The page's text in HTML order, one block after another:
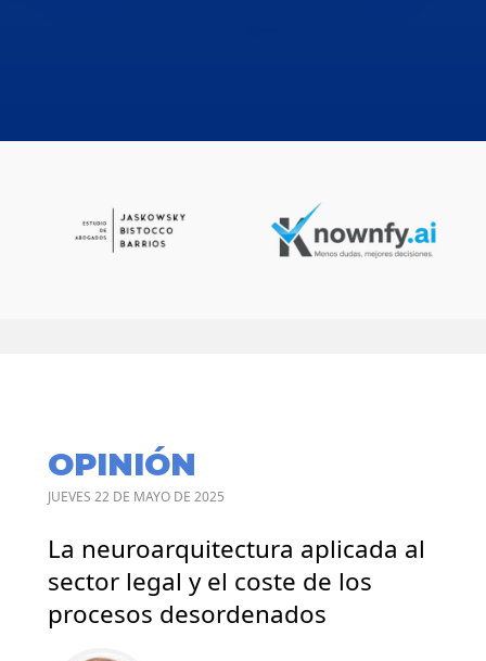
OPINIÓN
JUEVES 22 DE MAYO DE 2025
La neuroarquitectura aplicada al
sector legal y el coste de los
procesos desordenados